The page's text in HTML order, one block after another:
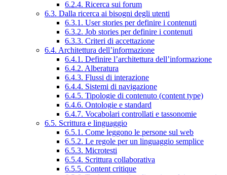
6.2.4. Ricerca sui forum
6.3. Dalla ricerca ai bisogni degli utenti
6.3.1. User stories per definire i contenuti
6.3.2. Job stories per definire i contenuti
6.3.3. Criteri di accettazione
6.4. Architettura dell’informazione
6.4.1. Definire l’architettura dell’informazione
6.4.2. Alberatura
6.4.3. Flussi di interazione
6.4.4. Sistemi di navigazione
6.4.5. Tipologie di contenuto (content type)
6.4.6. Ontologie e standard
6.4.7. Vocabolari controllati e tassonomie
6.5. Scrittura e linguaggio
6.5.1. Come leggono le persone sul web
6.5.2. Le regole per un linguaggio semplice
6.5.3. Microtesti
6.5.4. Scrittura collaborativa
6.5.5. Content critique